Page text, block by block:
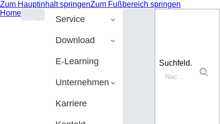
Zum Hauptinhalt springenZum Fußbereich springen
Home
Service
Download
E-Learning
Unternehmen
Karriere
Suchfeld.